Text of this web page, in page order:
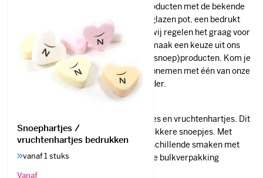
Je kunt bij ons terecht voor allerlei producten met de bekende
hartjes van snoep. Of je ze nou in een glazen pot, een bedrukt
blik of in een andere verpakking wilt, wij regelen het graag voor
je. Kijk eens rond op onze website en maak een keuze uit ons
grote aanbod van gepersonaliseerde (snoep)producten. Kom je
er niet uit? Dan kun je altijd contact opnemen met één van onze
medewerkers. Zij helpen je graag verder.
Er zit geen verschil tussen snoephartjes en vruchtenhartjes. Dit
zijn twee benamingen voor dezelfde lekkere snoepjes. Met
vruchten wordt verwezen naar de verschillende smaken met
eigen kleuren die de snoephartjes in de bulkverpakking
kenmerken.
Snoephartjes /
vruchtenhartjes bedrukken
vanaf 1 stuks
Vanaf